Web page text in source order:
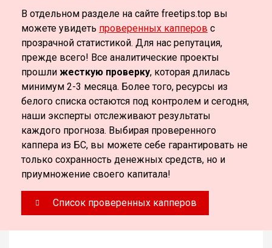
В отдельном разделе на сайте freetips.top вы
можете увидеть проверенных капперов с
прозрачной статистикой. Для нас репутация,
прежде всего! Все аналитические проекты
прошли жесткую проверку, которая длилась
минимум 2-3 месяца. Более того, ресурсы из
белого списка остаются под контролем и сегодня,
наши эксперты отслеживают результаты
каждого прогноза. Выбирая проверенного
каппера из БС, вы можете себе гарантировать не
только сохранность денежных средств, но и
приумножение своего капитала!
Список проверенных капперов